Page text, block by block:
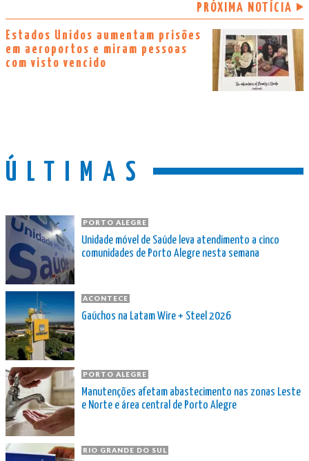
PRÓXIMA NOTÍCIA
Estados Unidos aumentam prisões
em aeroportos e miram pessoas
com visto vencido
ÚLTIMAS
PORTO ALEGRE
Unidade móvel de Saúde leva atendimento a cinco
comunidades de Porto Alegre nesta semana
ACONTECE
Gaúchos na Latam Wire + Steel 2026
PORTO ALEGRE
Manutenções afetam abastecimento nas zonas Leste
e Norte e área central de Porto Alegre
RIO GRANDE DO SUL